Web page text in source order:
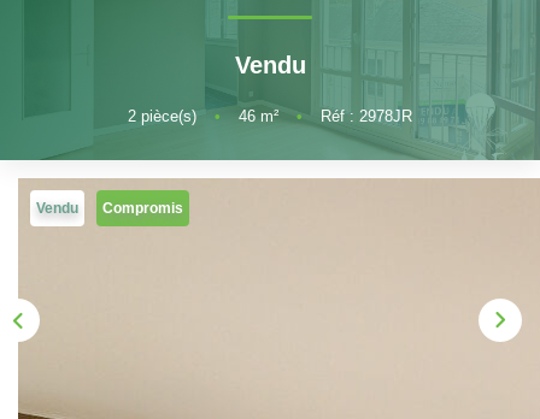
NOTRE AGENCE
Vendu
2 pièce(s) • 46 m² • Réf : 2978JR
Vendu Compromis